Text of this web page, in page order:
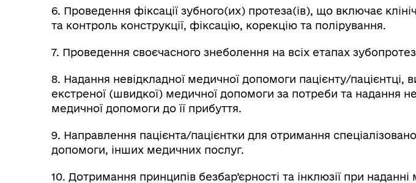
6. Проведення фіксації зубного(их) протеза(ів), що включає
та контроль конструкції, фіксацію, корекцію та полірування.
7. Проведення своєчасного знеболення на всіх етапах
8. Надання невідкладної медичної допомоги пацієнту/пацієнтці,
екстреної (швидкої) медичної допомоги за потреби та надання
медичної допомоги до її прибуття.
9. Направлення пацієнта/пацієнтки для отримання
допомоги, інших медичних послуг.
10. Дотримання принципів безбар’єрності та інклюзії при наданні